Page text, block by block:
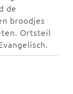
de
broodjes
Ortsteil